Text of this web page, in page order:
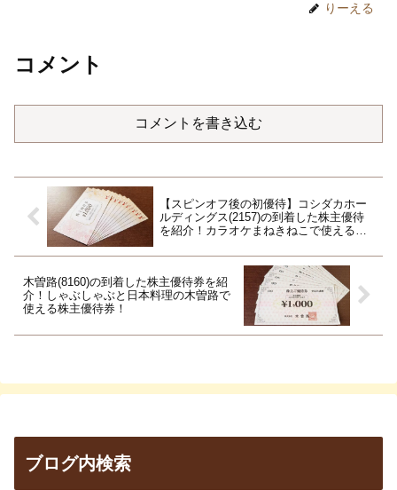
りーえる
コメント
コメントを書き込む
【スピンオフ後の初優待】コシダカホー
ルディングス(2157)の到着した株主優待
を紹介！カラオケまねきねこで使える株
木曽路(8160)の到着した株主優待券を紹
介！しゃぶしゃぶと日本料理の木曽路で
使える株主優待券！
ブログ内検索